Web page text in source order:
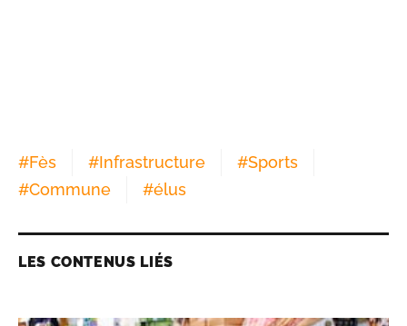
#Fès #Infrastructure #Sports
#Commune #élus
LES CONTENUS LIÉS